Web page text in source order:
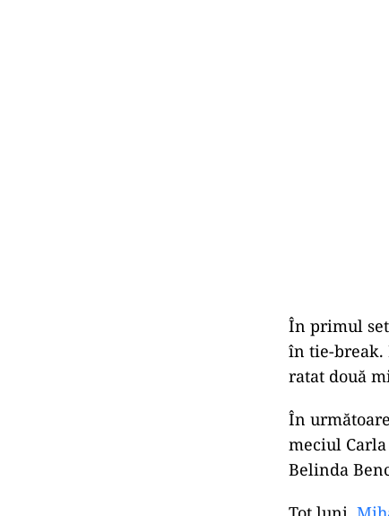
În primul
în tie-break.
ratat două
În
meciul
Belinda